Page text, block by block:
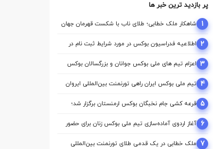
پر بازدید ترین خبر ها
1 شاهکار ملک‌ خطابی؛ طلای ناب با شکست قهرمان جهان
2
اطلاعیه فدراسیون بوکس در مورد شرایط ثبت نام در
3 اعزام تیم ‌های ملی بوکس جوانان و بزرگسالان بوکس
4 تیم ملی بوکس ایران راهی تورنمنت بین‌المللی ایروان
5 قرعه‌ کشی جام نخبگان بوکس ارمنستان برگزار شد؛
6 آغاز اردوی آماده‌سازی تیم ملی بوکس زنان برای حضور
7 ملک‌ خطابی در یک قدمی طلای تورنمنت بین‌المللی